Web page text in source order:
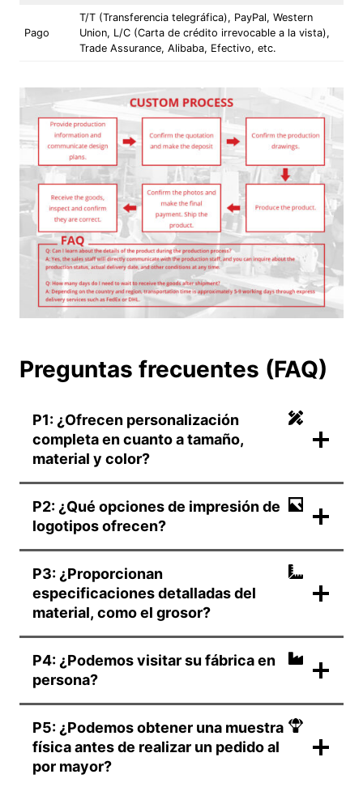
Pago
T/T (Transferencia telegráfica), PayPal, Western
Union, L/C (Carta de crédito irrevocable a la vista),
Trade Assurance, Alibaba, Efectivo, etc.
Preguntas frecuentes (FAQ)
P1: ¿Ofrecen personalización
completa en cuanto a tamaño,
material y color?
P2: ¿Qué opciones de impresión de
logotipos ofrecen?
P3: ¿Proporcionan
especificaciones detalladas del
material, como el grosor?
P4: ¿Podemos visitar su fábrica en
persona?
P5: ¿Podemos obtener una muestra
física antes de realizar un pedido al
por mayor?